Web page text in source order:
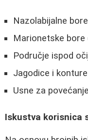
Nazolabijalne
Marionetske bore
Područje ispod
Jagodice i
Usne za
Iskustva korisnica